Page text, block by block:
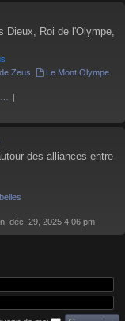
Dieux, Roi de l'Olympe,
Zeus
Le Mont Olympe
des alliances entre
déc. 29, 2025 4:06 pm